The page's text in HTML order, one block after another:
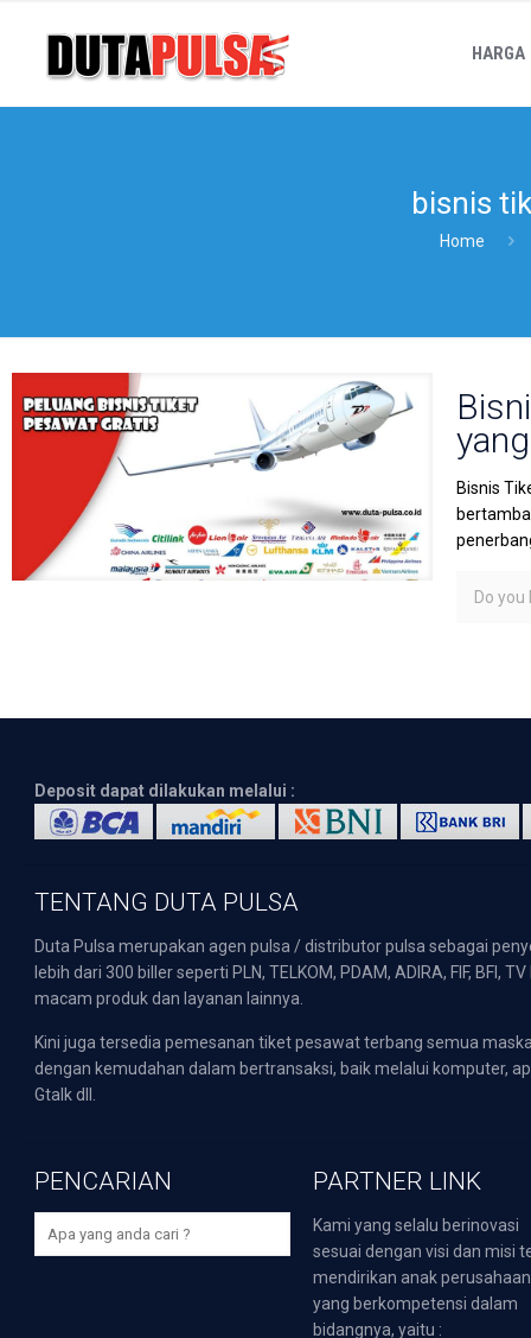
HARGA
bisnis
Home
Bisnis
Do you
Deposit dapat dilakukan melalui :
TENTANG DUTA PULSA
Duta Pulsa merupakan agen pulsa / distributor pulsa sebagai
lebih dari 300 biller seperti PLN, TELKOM, PDAM, ADIRA, FIF,
macam produk dan layanan lainnya.
Kini juga tersedia pemesanan tiket pesawat terbang semua
dengan kemudahan dalam bertransaksi, baik melalui komputer,
Gtalk dll.
PENCARIAN PARTNER LINK
Kami yang selalu berinovasi
sesuai dengan visi dan misi
mendirikan anak perusahaan
yang berkompetensi dalam
bidangnya, yaitu :